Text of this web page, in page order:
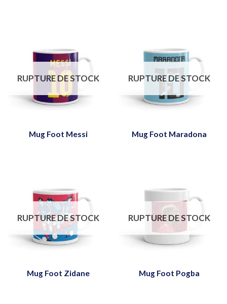
RUPTURE DE STOCK
Mug Foot Messi
RUPTURE DE STOCK
Mug Foot Maradona
RUPTURE DE STOCK
Mug Foot Zidane
RUPTURE DE STOCK
Mug Foot Pogba